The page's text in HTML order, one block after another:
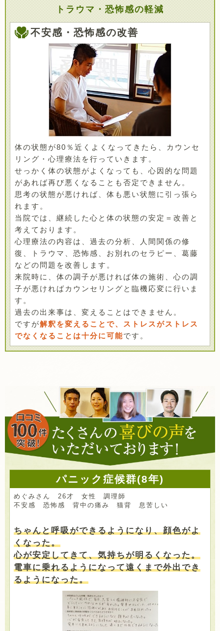
トラウマ・恐怖感の軽減
不安感・恐怖感の改善
体の状態が80％近くよくなってきたら、カウンセ
リング・心理療法を行っていきます。
せっかく体の状態がよくなっても、心因的な問題
があれば再び悪くなることも否定できません。
思考の状態が悪ければ、体も悪い状態に引っ張ら
れます。
当院では、継続した心と体の状態の安定＝改善と
考えております。
心理療法の内容は、過去の分析、人間関係の修
復、トラウマ、恐怖感、お別れのセラピー、葛藤
などの問題を改善します。
来院時に、体の調子が悪ければ体の施術、心の調
子が悪ければカウンセリングと臨機応変に行いま
す。
過去の出来事は、変えることはできません。
ですが解釈を変えることで、ストレスがストレス
でなくなることは十分に可能です。
パニック症候群(8年)
めぐみさん 26才 女性 調理師
不安感 恐怖感 背中の痛み 猫背 息苦しい
ちゃんと呼吸ができるようになり、顔色がよ
くなった。
心が安定してきて、気持ちが明るくなった。
電車に乗れるようになって遠くまで外出でき
るようになった。